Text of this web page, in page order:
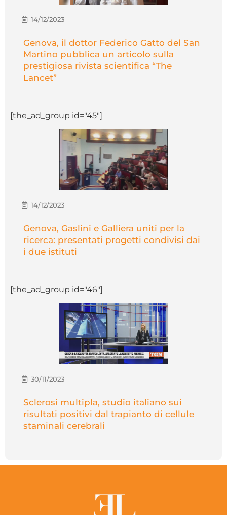
14/12/2023
Genova, il dottor Federico Gatto del San
Martino pubblica un articolo sulla
prestigiosa rivista scientifica “The
Lancet”
[the_ad_group id="45"]
14/12/2023
Genova, Gaslini e Galliera uniti per la
ricerca: presentati progetti condivisi dai
i due istituti
[the_ad_group id="46"]
30/11/2023
Sclerosi multipla, studio italiano sui
risultati positivi dal trapianto di cellule
staminali cerebrali